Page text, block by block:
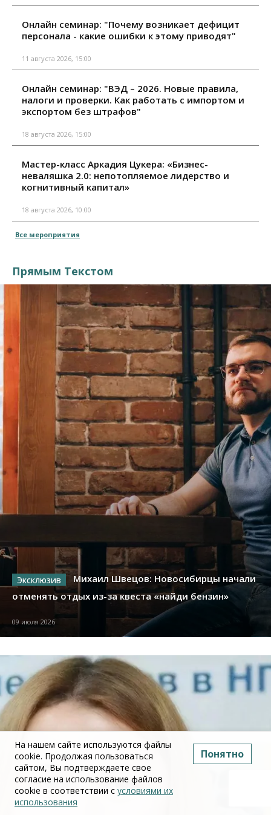
Онлайн семинар: "Почему возникает дефицит
персонала - какие ошибки к этому приводят"
11 августа 2026, 15:00
Онлайн семинар: "ВЭД – 2026. Новые правила,
налоги и проверки. Как работать с импортом и
экспортом без штрафов"
18 августа 2026, 15:00
Мастер-класс Аркадия Цукера: «Бизнес-
неваляшка 2.0: непотопляемое лидерство и
когнитивный капитал»
18 августа 2026, 10:00
Все мероприятия
Прямым Текстом
Михаил Швецов: Новосибирцы начали
отменять отдых из-за квеста «найди бензин»
09 июля 2026
На нашем сайте используются файлы
cookie. Продолжая пользоваться
сайтом, Вы подтверждаете свое
согласие на использование файлов
cookie в соответствии с условиями их
использования
Понятно